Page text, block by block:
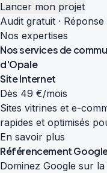
Lancer mon projet
Audit gratuit ·
Nos expertises
Nos services de
d'Opale
Site Internet
Dès 49 €/mois
Sites vitrines et e-
rapides et optimisés
En savoir plus
Référencement
Dominez Google sur